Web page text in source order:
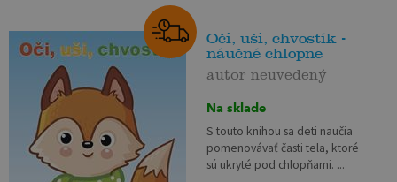
Oči, uši, chvostík -
náučné chlopne
autor neuvedený
Na sklade
S touto knihou sa deti naučia
pomenovávať časti tela, ktoré
sú ukryté pod chlopňami. ...